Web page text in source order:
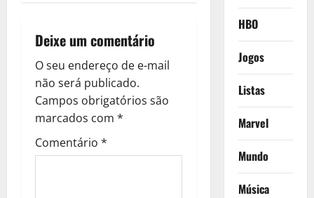
a
v
i
g
a
Deixe um comentário
O seu endereço de e-mail
não será publicado.
Campos obrigatórios são
marcados com *
Comentário *
HBO
Jogos
Listas
Marvel
Mundo
Música